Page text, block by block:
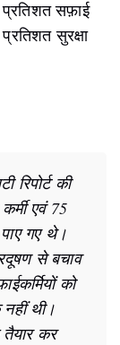
सफ़ाई
सुरक्षा
रिपोर्ट की
एवं 75
गए थे।
से बचाव
को
थी।
कर